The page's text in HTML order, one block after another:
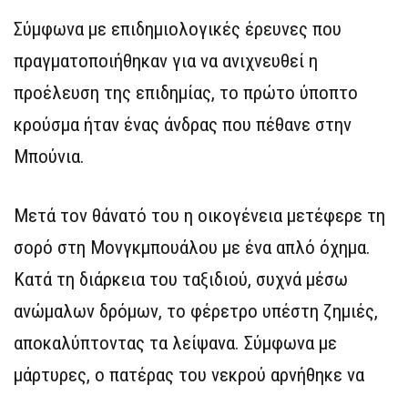
Σύμφωνα με επιδημιολογικές έρευνες που
πραγματοποιήθηκαν για να ανιχνευθεί η
προέλευση της επιδημίας, το πρώτο ύποπτο
κρούσμα ήταν ένας άνδρας που πέθανε στην
Μπούνια.
Μετά τον θάνατό του η οικογένεια μετέφερε τη
σορό στη Μονγκμπουάλου με ένα απλό όχημα.
Κατά τη διάρκεια του ταξιδιού, συχνά μέσω
ανώμαλων δρόμων, το φέρετρο υπέστη ζημιές,
αποκαλύπτοντας τα λείψανα. Σύμφωνα με
μάρτυρες, ο πατέρας του νεκρού αρνήθηκε να